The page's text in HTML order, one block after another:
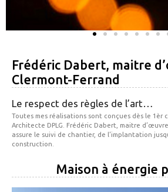
Frédéric Dabert, maitre
Clermont-Ferrand
Le respect des règles de l’art…
Toutes mes réalisations sont conçues dès le 1èr
Architecte DPLG. Frédéric Dabert, maitre
assure le suivi de chantier, de l’implantation
construction.
Maison à énergie